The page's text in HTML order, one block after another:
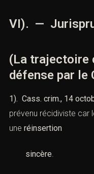
VI). —
(La trajectoire
défense par le
1). Cass. crim., 14
prévenu récidiviste car
une réinsertion
sincère.